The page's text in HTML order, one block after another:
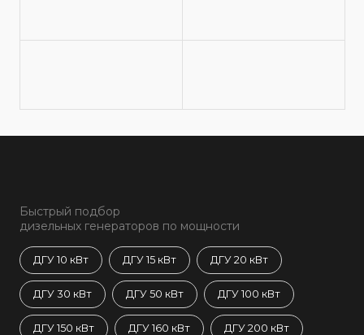
Быстрый подбор
дизельных генераторов по мощности
ДГУ 10 кВт ДГУ 15 кВт ДГУ 20 кВт
ДГУ 30 кВт ДГУ 50 кВт ДГУ 100 кВт
ДГУ 150 кВт ДГУ 160 кВт ДГУ 200 кВт